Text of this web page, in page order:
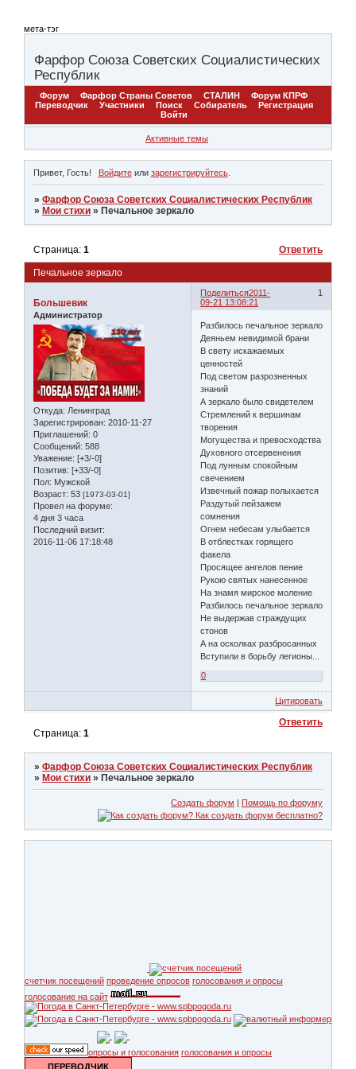
мета-тэг
Фарфор Союза Советских Социалистических
Республик
Форум Фарфор Страны Советов СТАЛИН
Форум КПРФ
Переводчик
Участники Поиск Собиратель
Регистрация
Войти
Активные темы
Привет, Гость! Войдитеили зарегистрируйтесь.
»Фарфор Союза Советских Социалистических Республик
» Мои стихи » Печальное зеркало
Печальное зеркало
Страница:1 Ответить
Поделиться 1
2011-
09-21 13:08:21
Большевик
Администратор
Откуда: Ленинград
Зарегистрирован: 2010-11-27
Приглашений: 0
Сообщений: 588
Уважение: [+3/-0]
Позитив: [+33/-0]
Пол: Мужской
Возраст: 53 [1973-03-01]
Провел на форуме:
4 дня 3 часа
Последний визит:
2016-11-06 17:18:48
Разбилось печальное зеркало
Деяньем невидимой брани
В свету искажаемых
ценностей
Под светом разрозненных
знаний
А зеркало было свидетелем
Стремлений к вершинам
творения
Могущества и превосходства
Духовного отсервенения
Под лунным спокойным
свечением
Извечный пожар полыхается
Раздутый пейзажем
сомнения
Огнем небесам улыбается
В отблестках горящего
факела
Просящее ангелов пение
Рукою святых нанесенное
На знамя мирское моление
Разбилось печальное зеркало
Не выдержав страждущих
стонов
А на осколках разбросанных
Вступили в борьбу легионы...
0
Цитировать
Ответить
Страница:1
»Фарфор Союза Советских Социалистических Республик
»Мои стихи »Печальное зеркало
Создать форум | Помощь по форуму
счетчик посещений проведение опросов голосования и опросы
голосование на сайт
опросы и голосования голосования и опросы
ПЕРЕВОДЧИК